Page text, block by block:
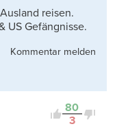
reisen.
US Gefängnisse.
Kommentar melden
80
3